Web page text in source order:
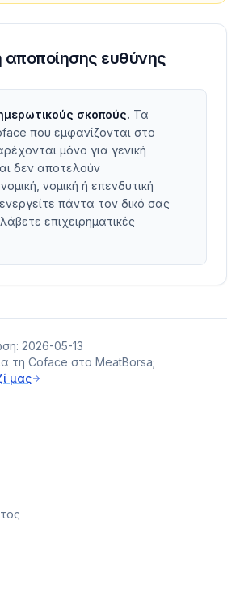
ευθύνης
σκοπούς. Τα
που εμφανίζονται στο
μόνο για γενική
δεν αποτελούν
νομική ή επενδυτική
πάντα τον δικό σας
επιχειρηματικές
2026-05-13
τη Coface στο MeatBorsa;
μας